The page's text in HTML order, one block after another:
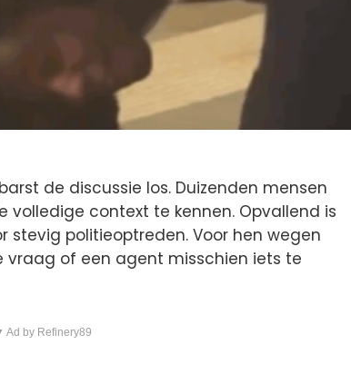
de discussie los. Duizenden mensen
volledige context te kennen. Opvallend is
stevig politieoptreden. Voor hen wegen
vraag of een agent misschien iets te
Ad by Refinery89